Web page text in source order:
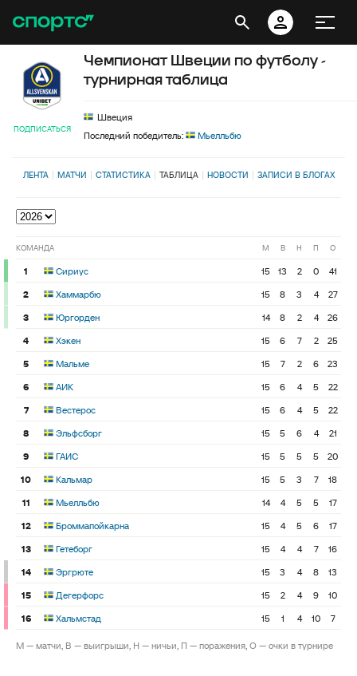
ПОДПИСАТЬСЯ
Чемпионат Швеции по футболу -
турнирная таблица
Швеция
Последний победитель:
Мьелльбю
ЛЕНТА МАТЧИ СТАТИСТИКА ТАБЛИЦА НОВОСТИ ЗАПИСИ В БЛОГАХ
КОМАНДА М В Н П О
1 Сириус 15 13 2 0
41
2
Хаммарбю 15 8 3 4
27
3
Юргорден 14 8 2 4
26
4
Хэкен 15 6 7 2
25
5
Мальме 15 7 2 6
23
6
АИК 15 6 4 5
22
7
Вестерос 15 6 4 5
22
8
Эльфсборг 15 5 6 4
21
9
ГАИС 15 5 5 5
20
10
Кальмар 15 5 3 7
18
11
Мьелльбю 14 4 5 5
17
12
Броммапойкарна 15 4 5 6
17
13
Гетеборг 15 4 4 7
16
14
Эргрюте 15 3 4 8
13
15
Дегерфорс 15 2 4 9
10
16
Хальмстад 15 1 4 10 7
М — матчи, В — выигрыши, Н — ничьи, П — поражения, О — очки в турнире